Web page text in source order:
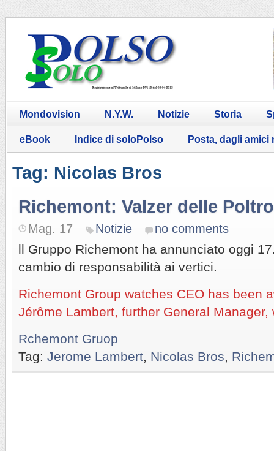
Mondovision N.Y.W. Notizie Storia
eBook Indice di soloPolso Posta, dagli amici
Tag: Nicolas Bros
Richemont: Valzer delle
Mag. 17 Notizie no comments
ll Gruppo Richemont ha annunciato oggi
cambio di responsabilità ai vertici.
Richemont Group watches CEO has been
Jérôme Lambert, further General Manager,
Rchemont Gruop
Tag: Jerome Lambert Nicolas Bros